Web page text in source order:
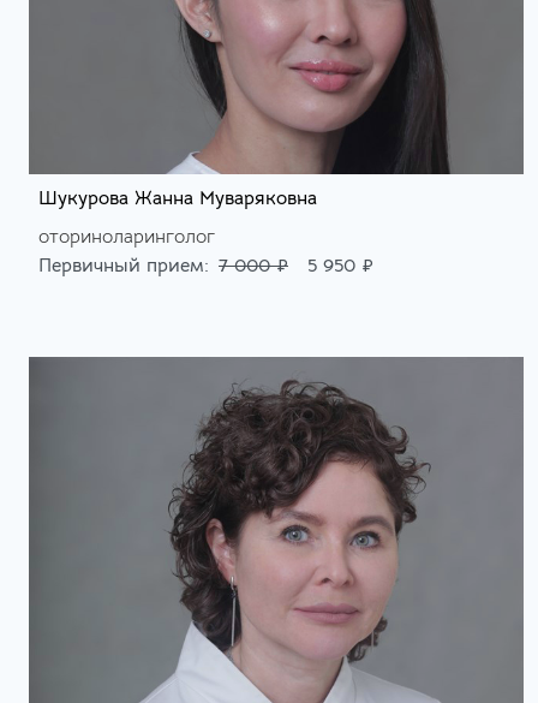
Шукурова Жанна Муваряковна
оториноларинголог
Первичный прием: 7 000 ₽ 5 950 ₽